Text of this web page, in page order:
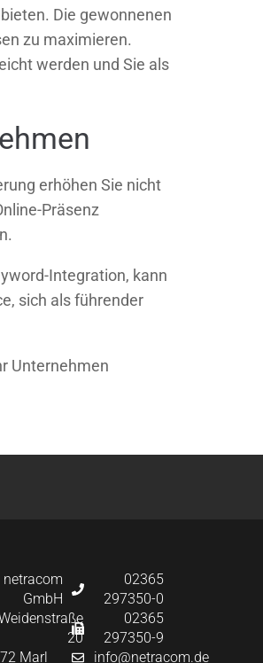
Die gewonnenen
zu maximieren.
werden und Sie als
erhöhen Sie nicht
Präsenz
Integration, kann
sich als führender
Unternehmen
netracom
GmbH
20
Marl
02365
297350-0
02365
297350-9
info@netracom.de